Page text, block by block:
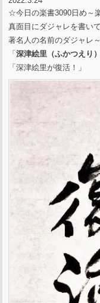
☆今日の楽書3090日め～
真面目にダジャレを書い
著名人の名前のダジャレ
「深津絵里（ふかつえり）
「深津絵里が復活！」